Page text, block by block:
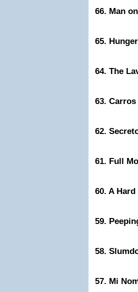
66. Man
65. Hunger
64. The
63.
62.
61. Full
60. A
59.
58.
57. Mi